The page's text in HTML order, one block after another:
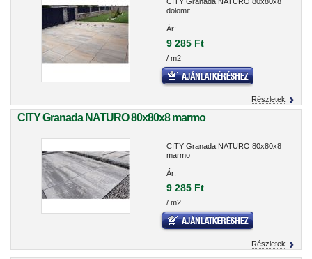
dolomit
Ár:
9 285 Ft
/ m2
Részletek
CITY Granada NATURO 80x80x8 marmo
CITY Granada NATURO 80x80x8
marmo
Ár:
9 285 Ft
/ m2
Részletek